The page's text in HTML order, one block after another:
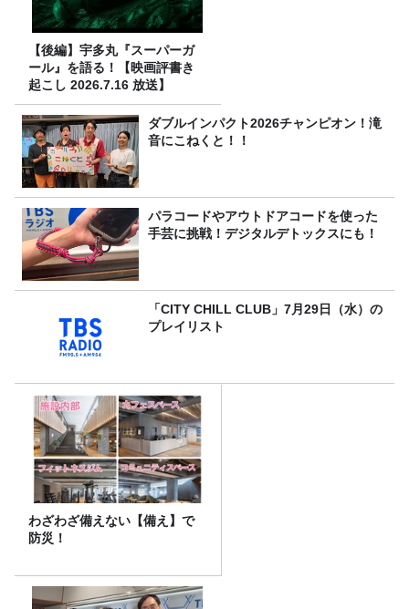
【後編】宇多丸『スーパーガ
ール』を語る！【映画評書き
起こし 2026.7.16 放送】
ダブルインパクト2026チャンピオン！滝
音にこねくと！！
パラコードやアウトドアコードを使った
手芸に挑戦！デジタルデトックスにも！
「CITY CHILL CLUB」7月29日（水）の
プレイリスト
わざわざ備えない【備え】で
防災！